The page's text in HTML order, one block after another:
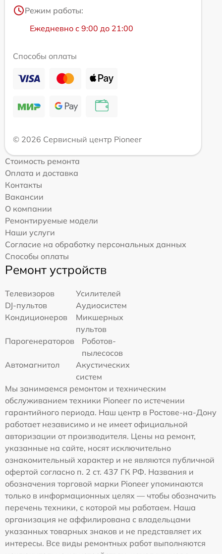
Режим работы:
Ежедневно с 9:00 до 21:00
Способы оплаты
© 2026 Сервисный центр Pioneer
Стоимость ремонта
Оплата и доставка
Контакты
Вакансии
О компании
Ремонтируемые модели
Наши услуги
Согласие на обработку персональных данных
Способы оплаты
Ремонт устройств
Телевизоров
Усилителей
DJ-пультов
Аудиосистем
Кондиционеров
Микшерных
пультов
Парогенераторов
Роботов-
пылесосов
Автомагнитол
Акустических
систем
Мы занимаемся ремонтом и техническим
обслуживанием техники Pioneer по истечении
гарантийного периода. Наш центр в Ростове-на-Дону
работает независимо и не имеет официальной
авторизации от производителя. Цены на ремонт,
указанные на сайте, носят исключительно
ознакомительный характер и не являются публичной
офертой согласно п. 2 ст. 437 ГК РФ. Названия и
обозначения торговой марки Pioneer упоминаются
только в информационных целях — чтобы обозначить
перечень техники, с которой мы работаем. Наша
организация не аффилирована с владельцами
указанных товарных знаков и не представляет их
интересы. Все виды ремонтных работ выполняются